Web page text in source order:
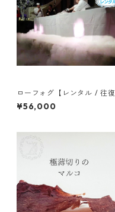
ローフォグ【レンタル / 往復
送料・保証金￥11,000 込】
¥56,000